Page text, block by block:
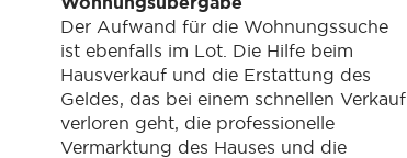
Der Aufwand für die Wohnungssuche
ist ebenfalls im Lot. Die Hilfe beim
Hausverkauf und die Erstattung des
Geldes, das bei einem schnellen Verkauf
verloren geht, die professionelle
Vermarktung des Hauses und die